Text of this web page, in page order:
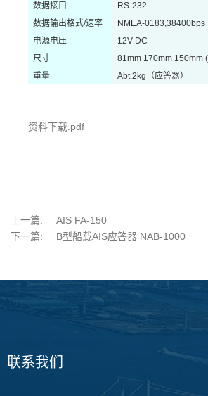
数据接口
RS-232
数据输出格式/速率
NMEA-0183,38400bps
电源电压
12V DC
尺寸
81mm 170mm 150mm
重量
Abt.2kg （应答器）
资料下载.pdf
上一篇:
AIS FA-150
下一篇:
B型船载AIS应答器 NAB-1000
联系我们